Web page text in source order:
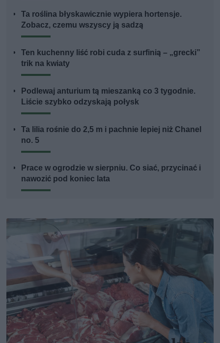
Ta roślina błyskawicznie wypiera hortensje.
Zobacz, czemu wszyscy ją sadzą
Ten kuchenny liść robi cuda z surfinią – „grecki”
trik na kwiaty
Podlewaj anturium tą mieszanką co 3 tygodnie.
Liście szybko odzyskają połysk
Ta lilia rośnie do 2,5 m i pachnie lepiej niż Chanel
no. 5
Prace w ogrodzie w sierpniu. Co siać, przycinać i
nawozić pod koniec lata